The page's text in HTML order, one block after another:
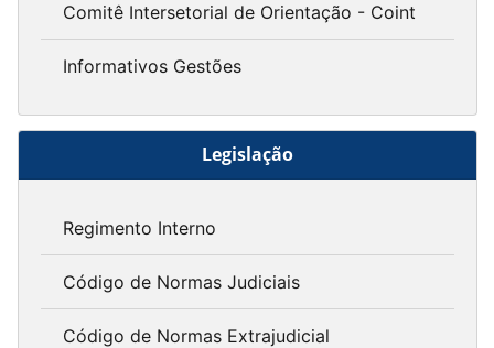
Comitê Intersetorial de Orientação - Coint
Informativos Gestões
Legislação
Regimento Interno
Código de Normas Judiciais
Código de Normas Extrajudicial